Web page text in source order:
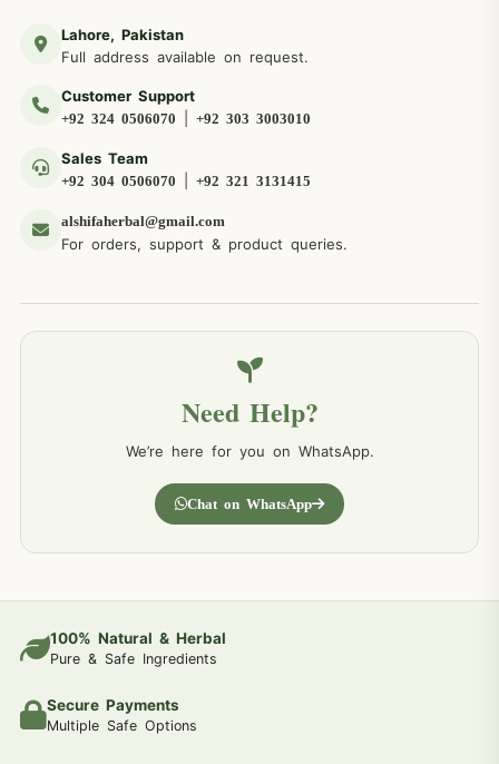
Lahore, Pakistan
Full address available on request.
Customer Support
+92 324 0506070 +92 303 3003010
Sales Team
+92 304 0506070 +92 321 3131415
alshifaherbal@gmail.com
For orders, support & product queries.
Need Help?
We’re here for you on WhatsApp.
Chat on WhatsApp
100% Natural & Herbal
Pure & Safe Ingredients
Secure Payments
Multiple Safe Options